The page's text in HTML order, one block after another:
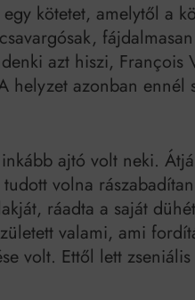
kötetet, amelytől a
azt hiszi, François
helyzet azonban ennél
ajtó volt neki.
volna
ráadta a saját
valami, ami
volt. Ettől lett